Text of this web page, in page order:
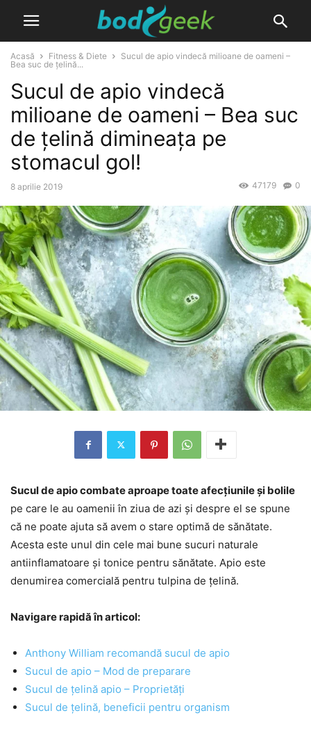
Acasă Fitness & Diete
Sucul de apio vindecă milioane de oameni –
Bea suc de țelină...
Sucul de apio vindecă
milioane de oameni – Bea suc
de țelină dimineața pe
stomacul gol!
8 aprilie 2019 0
47179
Sucul de apio combate aproape toate afecțiunile și bolile
pe care le au oamenii în ziua de azi și despre el se spune
că ne poate ajuta să avem o stare optimă de sănătate.
Acesta este unul din cele mai bune sucuri naturale
antiinflamatoare și tonice pentru sănătate. Apio este
denumirea comercială pentru tulpina de țelină.
Navigare rapidă în articol:
Anthony William recomandă sucul de apio
Sucul de apio – Mod de preparare
Sucul de țelină apio – Proprietăți
Sucul de țelină, beneficii pentru organism